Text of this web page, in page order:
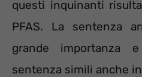
questi inquinanti
PFAS. La sentenza
grande importanza
sentenza simili anche